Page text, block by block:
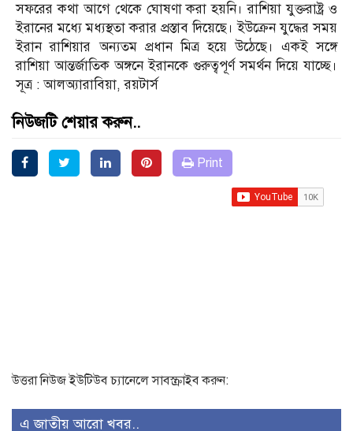
সফরের কথা আগে থেকে ঘোষণা করা হয়নি। রাশিয়া যুক্তরাষ্ট্র ও
ইরানের মধ্যে মধ্যস্থতা করার প্রস্তাব দিয়েছে। ইউক্রেন যুদ্ধের সময়
ইরান রাশিয়ার অন্যতম প্রধান মিত্র হয়ে উঠেছে। একই সঙ্গে
রাশিয়া আন্তর্জাতিক অঙ্গনে ইরানকে গুরুত্বপূর্ণ সমর্থন দিয়ে যাচ্ছে।
সূত্র : আলঅ্যারাবিয়া, রয়টার্স
নিউজটি শেয়ার করুন..
Print
উত্তরা নিউজ ইউটিউব চ্যানেলে সাবস্ক্রাইব করুন:
এ জাতীয় আরো খবর..